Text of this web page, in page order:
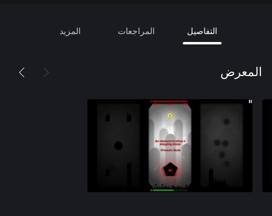
التفاصيل المراجعات المزيد
المعرض